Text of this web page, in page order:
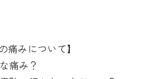
痛みについて】
痛み？